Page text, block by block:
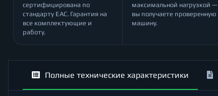
сертифицирована по
стандарту ЕАС. Гарантия на
все комплектующие и
работу.
максимальной нагрузкой —
вы получаете проверенную
машину.
Полные технические характеристики